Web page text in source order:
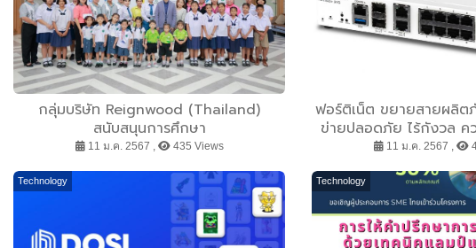
กลุ่มบริษัท Reignwood (Thailand)
สนับสนุนการศึกษา
11 ม.ค. 2567 , 435 Views
ฟอร์ติเน็ต ขยายสายผลิต
ข่ายปลอดภัย ไร้กังวล ค
กิ้ง” และ “ซีเคียวริตี้
11 ม.ค. 2567 ,
Technology Technology